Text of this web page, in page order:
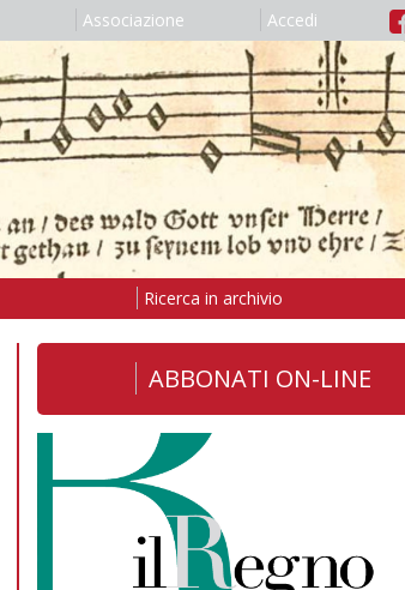
Associazione Accedi
Ricerca in archivio
ABBONATI ON-LINE